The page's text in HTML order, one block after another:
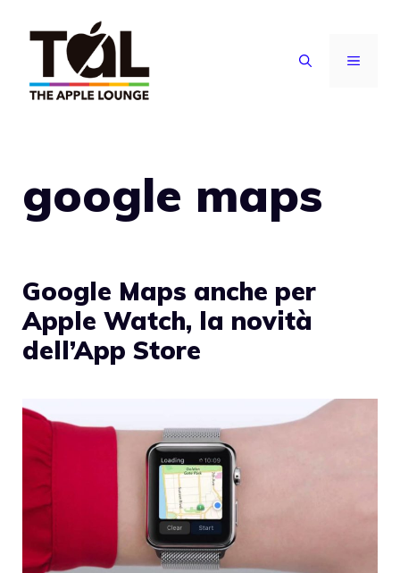
contenuto
MENU
google maps
Google Maps anche per
Apple Watch, la novità
dell’App Store